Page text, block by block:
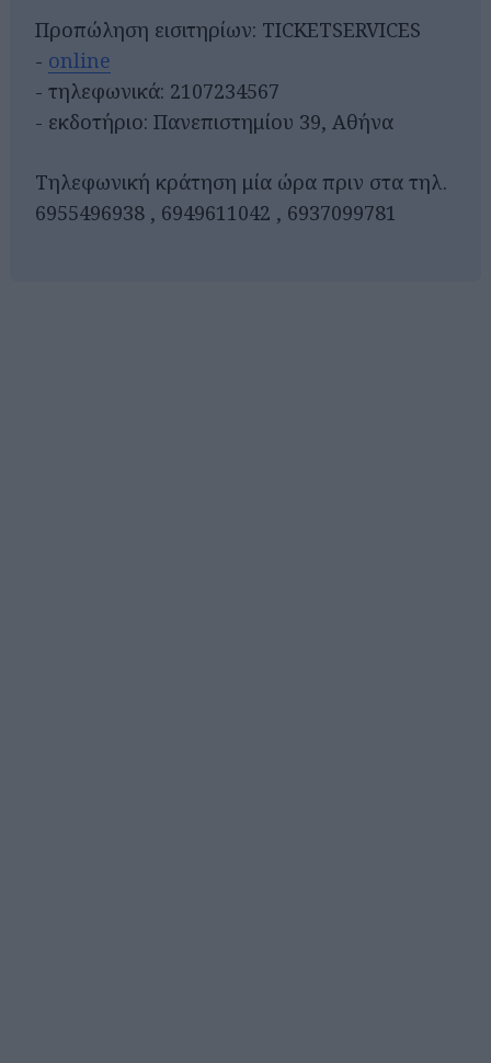
Προπώληση εισιτηρίων: TICKETSERVICES
- online
- τηλεφωνικά: 2107234567
- εκδοτήριο: Πανεπιστημίου 39, Αθήνα
Τηλεφωνική κράτηση μία ώρα πριν στα τηλ.
6955496938 , 6949611042 , 6937099781